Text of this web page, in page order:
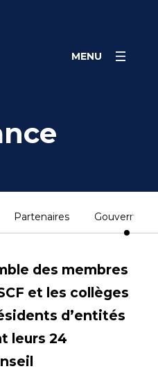
MENU
Partenaires
des membres
et les collèges
d’entités
leurs 24